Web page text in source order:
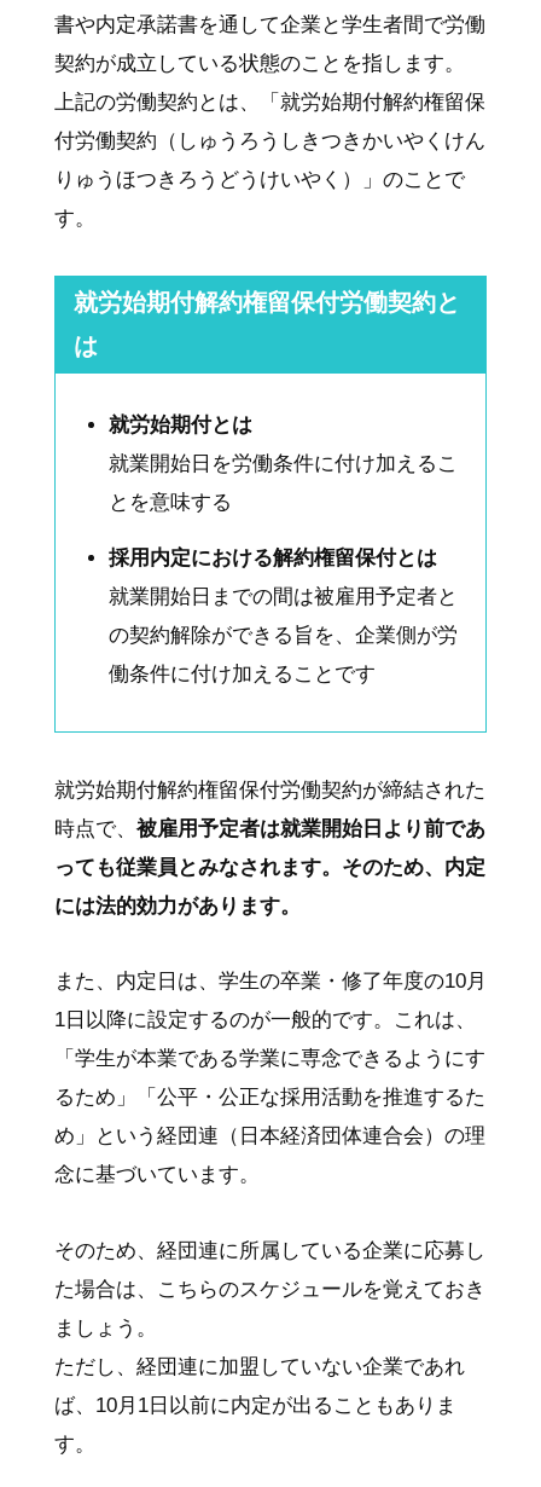
書や内定承諾書を通して企業と学生者間で労働
契約が成立している状態のことを指します。
上記の労働契約とは、「就労始期付解約権留保
付労働契約（しゅうろうしきつきかいやくけん
りゅうほつきろうどうけいやく）」のことで
す。
就労始期付解約権留保付労働契約と
は
就労始期付とは
就業開始日を労働条件に付け加えるこ
とを意味する
採用内定における解約権留保付とは
就業開始日までの間は被雇用予定者と
の契約解除ができる旨を、企業側が労
働条件に付け加えることです
就労始期付解約権留保付労働契約が締結された
時点で、 被雇用予定者は就業開始日より前であ
っても従業員とみなされます。そのため、内定
には法的効力があります。
また、内定日は、学生の卒業・修了年度の10月
1日以降に設定するのが一般的です。これは、
「学生が本業である学業に専念できるようにす
るため」「公平・公正な採用活動を推進するた
め」という経団連（日本経済団体連合会）の理
念に基づいています。
そのため、経団連に所属している企業に応募し
た場合は、こちらのスケジュールを覚えておき
ましょう。
ただし、経団連に加盟していない企業であれ
ば、10月1日以前に内定が出ることもありま
す。